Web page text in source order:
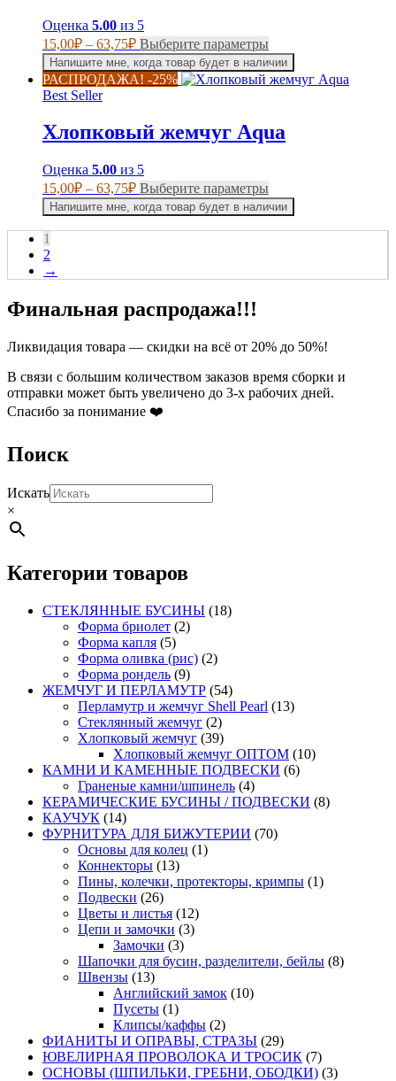
странице
товара.
Оценка 5.00 из 5
15,00₽ – 63,75₽Диапазон
цен:
15,00₽
–
Выберите параметрыЭтот
товар
имеет
несколько
можно
странице
товара.
Напишите мне, когда товар будет в наличии
РАСПРОДАЖА! -25%
Best Seller
Хлопковый жемчуг Aqua
Оценка 5.00 из 5
15,00₽ – 63,75₽Диапазон
цен:
15,00₽
–
Выберите параметрыЭтот
товар
имеет
несколько
можно
товара.
Напишите мне, когда товар будет в наличии
1
2
→
Финальная распродажа!!!
Ликвидация товара — скидки на всё от 20% до 50%!
В связи с большим количеством заказов время сборки и
отправки может быть увеличено до 3-х рабочих дней.
Спасибо за понимание ❤️
Поиск
Искать
×
Категории товаров
СТЕКЛЯННЫЕ БУСИНЫ (18)
Форма бриолет (2)
Форма капля (5)
Форма оливка (рис) (2)
Форма рондель (9)
ЖЕМЧУГ И ПЕРЛАМУТР (54)
Перламутр и жемчуг Shell Pearl (13)
Стеклянный жемчуг (2)
Хлопковый жемчуг (39)
Хлопковый жемчуг ОПТОМ (10)
КАМНИ И КАМЕННЫЕ ПОДВЕСКИ (6)
Граненые камни/шпинель (4)
КЕРАМИЧЕСКИЕ БУСИНЫ / ПОДВЕСКИ (8)
КАУЧУК (14)
ФУРНИТУРА ДЛЯ БИЖУТЕРИИ (70)
Основы для колец (1)
Коннекторы (13)
Пины, колечки, протекторы, кримпы (1)
Подвески (26)
Цветы и листья (12)
Цепи и замочки (3)
Замочки (3)
Шапочки для бусин, разделители, бейлы (8)
Швензы (13)
Английский замок (10)
Пусеты (1)
Клипсы/каффы (2)
ФИАНИТЫ И ОПРАВЫ, СТРАЗЫ (29)
ЮВЕЛИРНАЯ ПРОВОЛОКА И ТРОСИК (7)
ОСНОВЫ (ШПИЛЬКИ, ГРЕБНИ, ОБОДКИ) (3)